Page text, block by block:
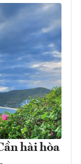
hài hòa